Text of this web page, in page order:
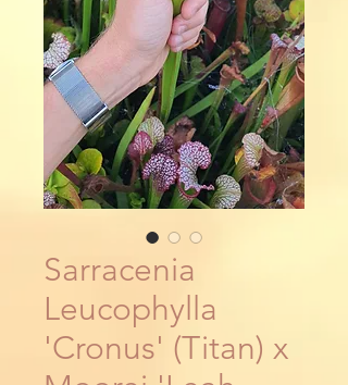
Sarracenia
Leucophylla
'Cronus' (Titan) x